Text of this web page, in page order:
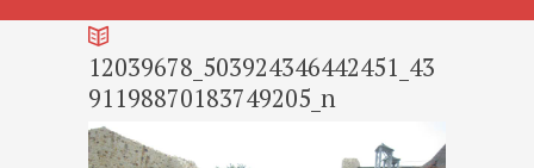
12039678_503924346442451_43
91198870183749205_n